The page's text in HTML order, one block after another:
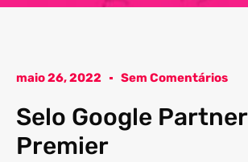
maio 26, 2022 Sem Comentários
Selo Google Partner
Premier